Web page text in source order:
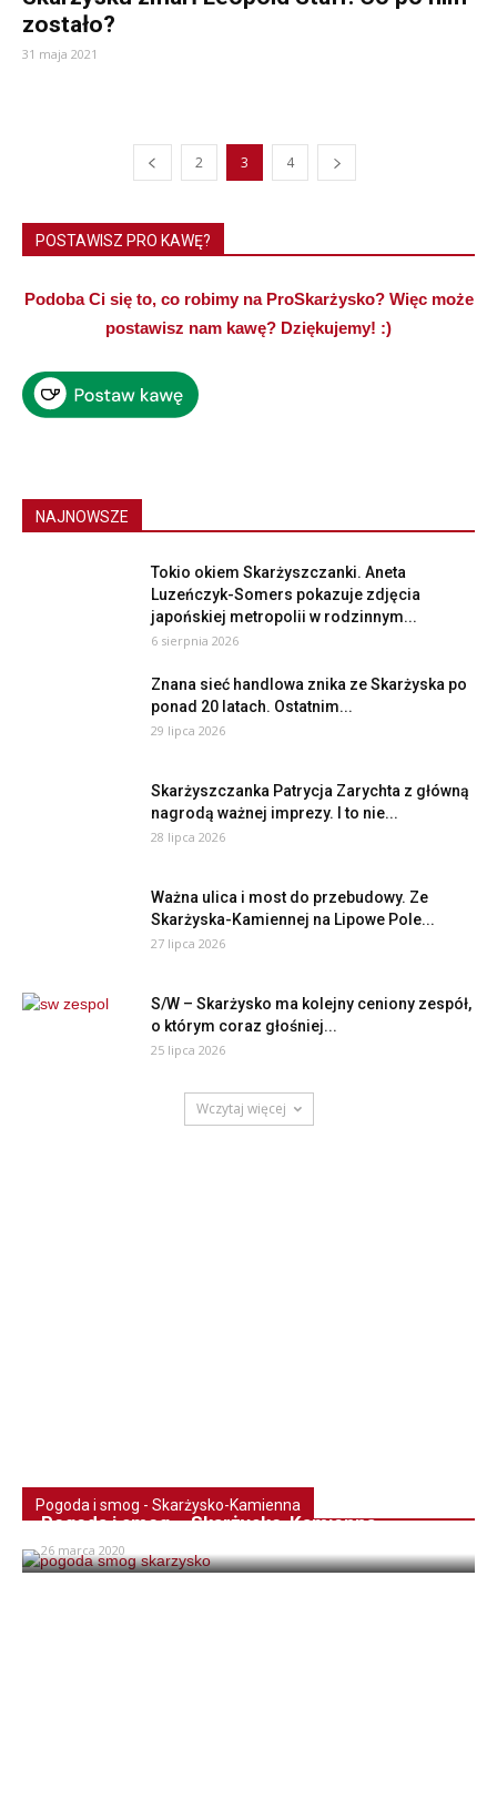
zostało?
31 maja 2021
2 3 4
POSTAWISZ PRO KAWĘ?
Podoba Ci się to, co robimy na ProSkarżysko? Więc może
postawisz nam kawę? Dziękujemy! :)
NAJNOWSZE
Tokio okiem Skarżyszczanki. Aneta
Luzeńczyk-Somers pokazuje zdjęcia
japońskiej metropolii w rodzinnym...
6 sierpnia 2026
Znana sieć handlowa znika ze Skarżyska po
ponad 20 latach. Ostatnim...
29 lipca 2026
Skarżyszczanka Patrycja Zarychta z główną
nagrodą ważnej imprezy. I to nie...
28 lipca 2026
Ważna ulica i most do przebudowy. Ze
Skarżyska-Kamiennej na Lipowe Pole...
27 lipca 2026
S/W – Skarżysko ma kolejny ceniony zespół,
o którym coraz głośniej...
25 lipca 2026
Wczytaj więcej
Pogoda i smog - Skarżysko-Kamienna
Pogoda i smog – Skarżysko-Kamienna
26 marca 2020